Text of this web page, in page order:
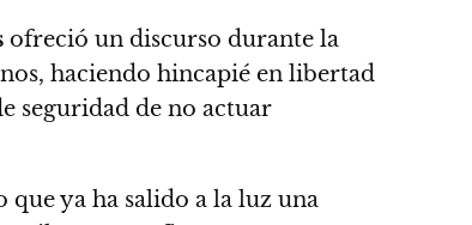
ofreció un discurso durante la
haciendo hincapié en libertad
seguridad de no actuar
ya ha salido a la luz una